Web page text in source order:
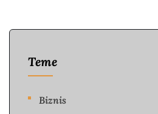
Teme
Biznis